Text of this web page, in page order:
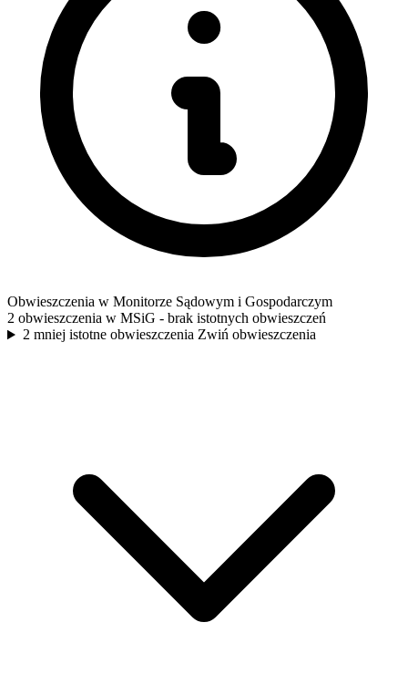
Obwieszczenia w Monitorze Sądowym i Gospodarczym
2 obwieszczenia w MSiG - brak istotnych obwieszczeń
2 mniej istotne obwieszczenia Zwiń obwieszczenia